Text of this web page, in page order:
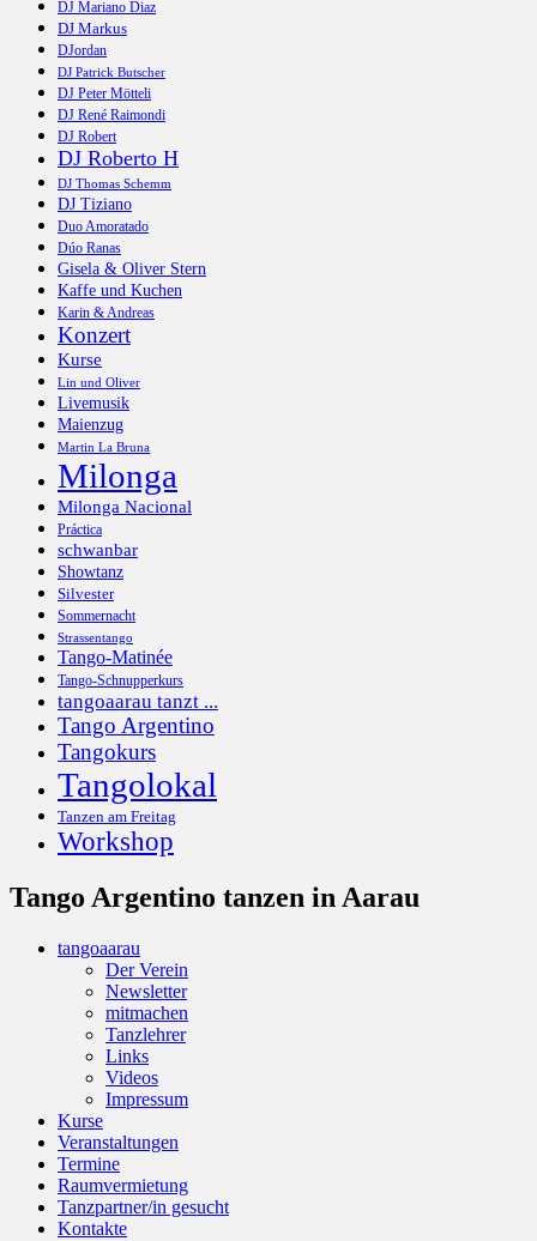
DJ Mariano Diaz
DJ Markus
DJordan
DJ Patrick Butscher
DJ Peter Mötteli
DJ René Raimondi
DJ Robert
DJ Roberto H
DJ Thomas Schemm
DJ Tiziano
Duo Amoratado
Dúo Ranas
Gisela & Oliver Stern
Kaffe und Kuchen
Karin & Andreas
Konzert
Kurse
Lin und Oliver
Livemusik
Maienzug
Martin La Bruna
Milonga
Milonga Nacional
Práctica
schwanbar
Showtanz
Silvester
Sommernacht
Strassentango
Tango-Matinée
Tango-Schnupperkurs
tangoaarau tanzt ...
Tango Argentino
Tangokurs
Tangolokal
Tanzen am Freitag
Workshop
Tango Argentino tanzen in Aarau
tangoaarau
Der Verein
Newsletter
mitmachen
Tanzlehrer
Links
Videos
Impressum
Kurse
Veranstaltungen
Termine
Raumvermietung
Tanzpartner/in gesucht
Kontakte